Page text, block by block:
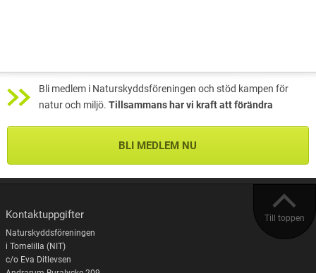
Bli medlem i Naturskyddsföreningen och stöd kampen för
natur och miljö. Tillsammans har vi kraft att förändra
BLI MEDLEM NU
Till toppen
Kontaktuppgifter
Naturskyddsföreningen
i Tomelilla (NIT)
c/o Eva Ditlevsen